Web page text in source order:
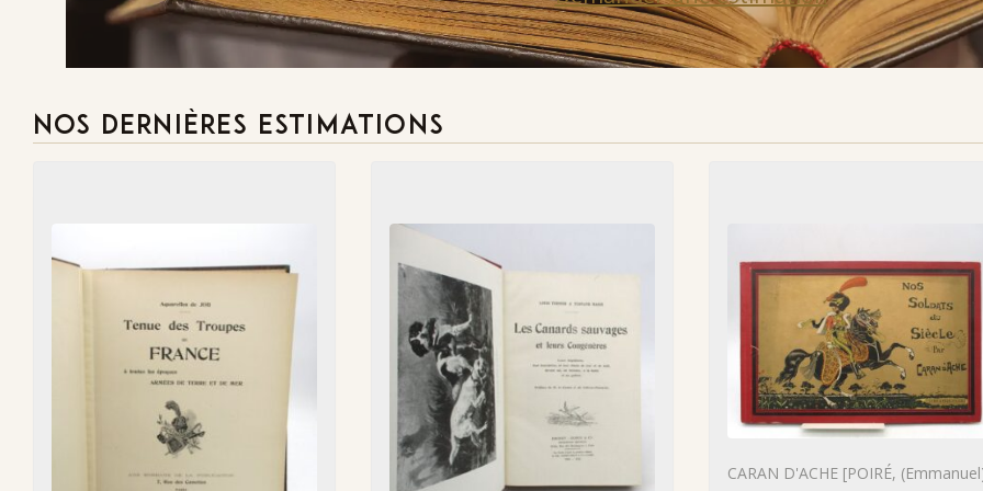
NOS DERNIÈRES ESTIMATIONS
CARAN D'ACHE [POIRÉ,